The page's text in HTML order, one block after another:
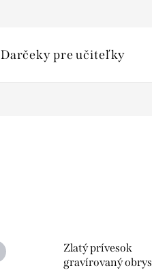
Darčeky pre učiteľky
Zlatý prívesok
gravírovaný obrys